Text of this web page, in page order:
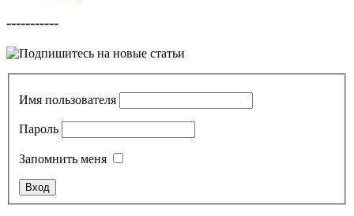
-----------
Имя пользователя
Пароль
Запомнить меня